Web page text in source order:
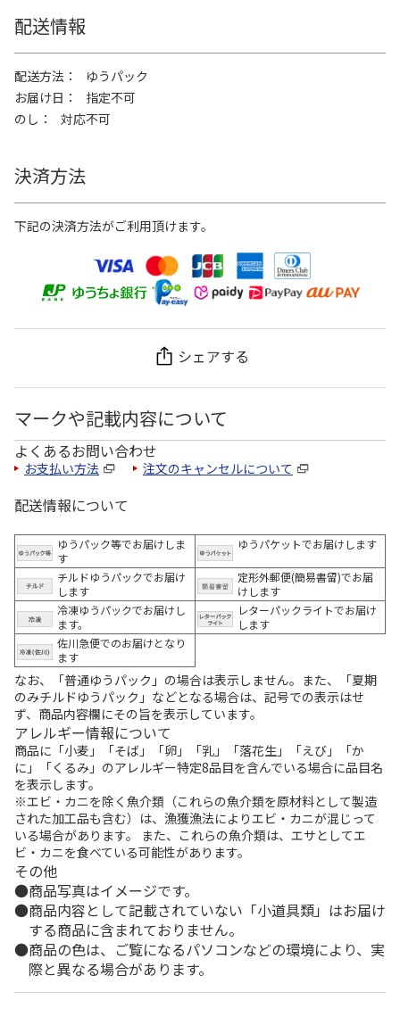
配送情報
配送方法
ゆうパック
お届け日
指定不可
のし
対応不可
決済方法
下記の決済方法がご利用頂けます。
シェアする
マークや記載内容について
よくあるお問い合わせ
お支払い方法 注文のキャンセルについて
配送情報について
ゆうパック等でお届けしま
す
ゆうパケットでお届けします
チルドゆうパックでお届け
します
定形外郵便(簡易書留)でお届
けします
冷凍ゆうパックでお届けし
ます。
レターパックライトでお届け
します
佐川急便でのお届けとなり
ます
なお、「普通ゆうパック」の場合は表示しません。また、「夏期
のみチルドゆうパック」などとなる場合は、記号での表示はせ
ず、商品内容欄にその旨を表示しています。
アレルギー情報について
商品に「小麦」「そば」「卵」「乳」「落花生」「えび」「か
に」「くるみ」のアレルギー特定8品目を含んでいる場合に品目名
を表示します。
※エビ・カニを除く魚介類（これらの魚介類を原材料として製造
された加工品も含む）は、漁獲漁法によりエビ・カニが混じって
いる場合があります。 また、これらの魚介類は、エサとしてエ
ビ・カニを食べている可能性があります。
その他
商品写真はイメージです。
商品内容として記載されていない「小道具類」はお届け
する商品に含まれておりません。
商品の色は、ご覧になるパソコンなどの環境により、実
際と異なる場合があります。